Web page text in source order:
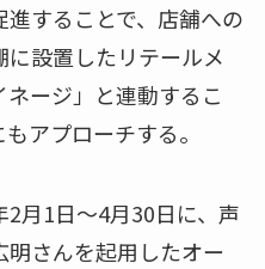
することで、店舗への
設置したリテールメ
ージ」と連動するこ
アプローチする。
月1日～4月30日に、声
さんを起用したオー